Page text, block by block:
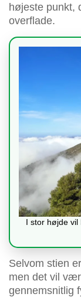
højeste punkt,
overflade.
I stor højde vil
Selvom stien
men det vil
gennemsnitlig